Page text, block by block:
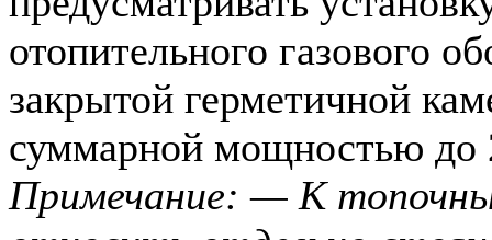
отопительного газового
закрытой герметичной
суммарной мощностью до
Примечание: — К